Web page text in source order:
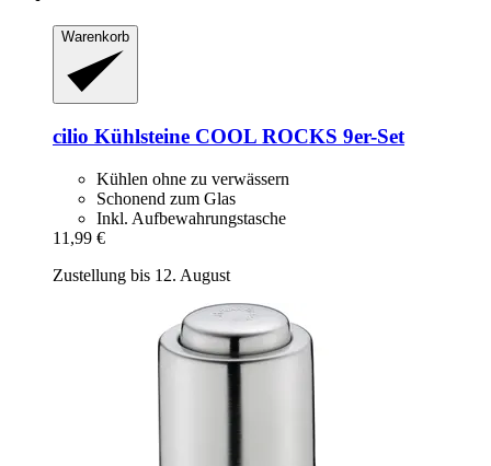
Warenkorb
cilio Kühlsteine COOL ROCKS 9er-​Set
Kühlen ohne zu verwässern
Schonend zum Glas
Inkl. Aufbewahrungstasche
11,99 €
Zustellung bis 12. August